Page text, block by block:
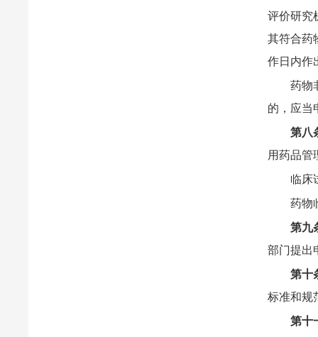
评价研究
其符合药
作日内作
药物
的，应当
第八
用药品管
临床
药物
第九
部门提出
第十
标准和规
第十